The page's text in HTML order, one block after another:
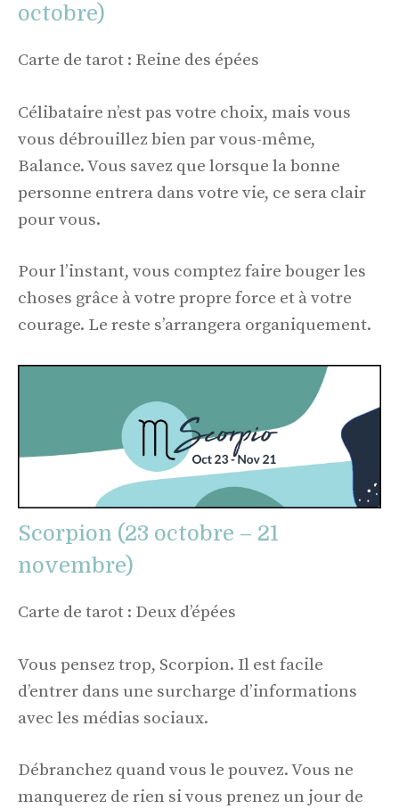
octobre)
Carte de tarot : Reine des épées
Célibataire n’est pas votre choix, mais vous
vous débrouillez bien par vous-même,
Balance. Vous savez que lorsque la bonne
personne entrera dans votre vie, ce sera clair
pour vous.
Pour l’instant, vous comptez faire bouger les
choses grâce à votre propre force et à votre
courage. Le reste s’arrangera organiquement.
Scorpion (23 octobre – 21
novembre)
Carte de tarot : Deux d’épées
Vous pensez trop, Scorpion. Il est facile
d’entrer dans une surcharge d’informations
avec les médias sociaux.
Débranchez quand vous le pouvez. Vous ne
manquerez de rien si vous prenez un jour de